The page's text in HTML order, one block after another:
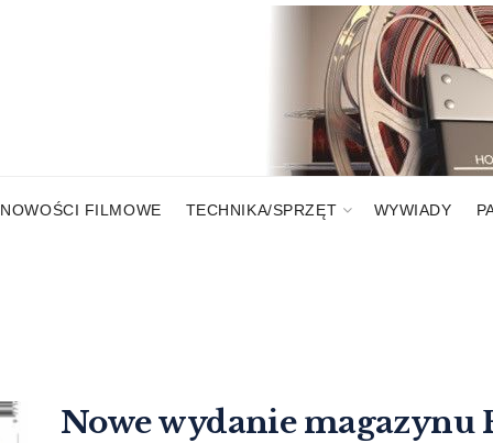
NOWOŚCI FILMOWE TECHNIKA/SPRZĘT WYWIADY
Nowe wydanie